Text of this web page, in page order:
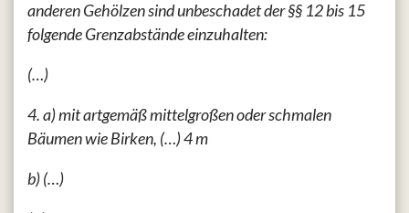
anderen Gehölzen sind unbeschadet der §§ 12 bis 15
folgende Grenzabstände einzuhalten:
(…)
4. a) mit artgemäß mittelgroßen oder schmalen
Bäumen wie Birken, (…) 4 m
b) (…)